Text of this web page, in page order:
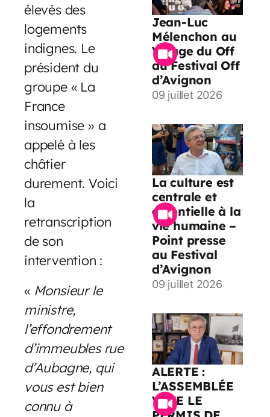
élevés des
logements
indignes. Le
président du
groupe « La
France
insoumise » a
appelé à les
châtier
durement. Voici
la
retranscription
de son
intervention :
« Monsieur le
ministre,
l’effondrement
d’immeubles rue
d’Aubagne, qui
vous est bien
connu à
Jean-Luc
Mélenchon au
Village du Off
du Festival Off
d’Avignon
09 juillet 2026
La culture est
centrale et
essentielle à la
vie humaine –
Point presse
au Festival
d’Avignon
09 juillet 2026
ALERTE :
L’ASSEMBLÉE
VOTE LE